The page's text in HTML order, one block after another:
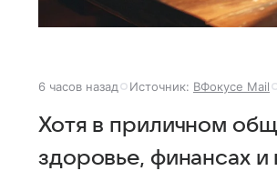
6 часов назад Источник: ВФокусе Mail
Хотя в приличном
здоровье, финансах